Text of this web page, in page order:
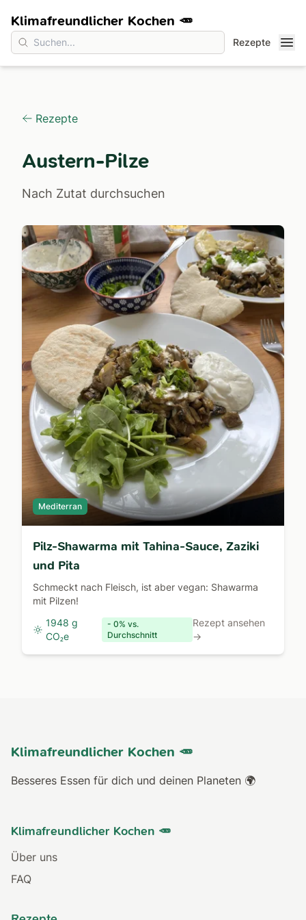
Rezepte
Klimafreundlicher Kochen 🥕
Rezepte
Austern-Pilze
Nach Zutat durchsuchen
Mediterran
Pilz-Shawarma mit Tahina-Sauce, Zaziki
und Pita
Schmeckt nach Fleisch, ist aber vegan: Shawarma
mit Pilzen!
1948 g
CO₂e
- 0% vs.
Durchschnitt
Rezept ansehen
→
Klimafreundlicher Kochen 🥕
Besseres Essen für dich und deinen Planeten 🌍
Klimafreundlicher Kochen 🥕
Über uns
FAQ